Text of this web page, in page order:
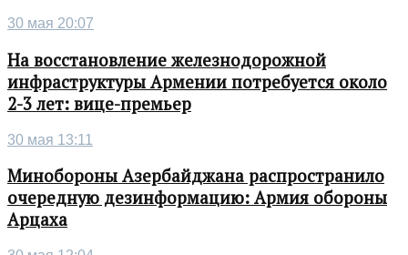
30 мая 20:07
На восстановление железнодорожной
инфраструктуры Армении потребуется около
2-3 лет: вице-премьер
30 мая 13:11
Минобороны Азербайджана распространило
очередную дезинформацию: Армия обороны
Арцаха